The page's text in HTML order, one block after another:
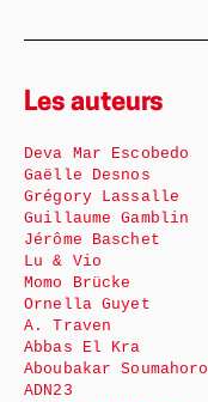
Les auteurs
Deva Mar Escobedo
Gaëlle Desnos
Grégory Lassalle
Guillaume Gamblin
Jérôme Baschet
Lu & Vio
Momo Brücke
Ornella Guyet
A. Traven
Abbas El Kra
Aboubakar Soumahoro
ADN23